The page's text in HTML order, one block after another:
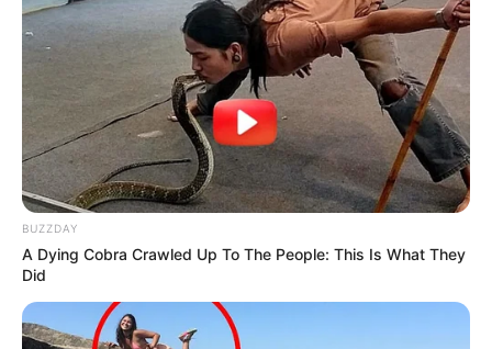
TAGS
BUZZDAY
A Dying Cobra Crawled Up To The People: This Is What They
Did